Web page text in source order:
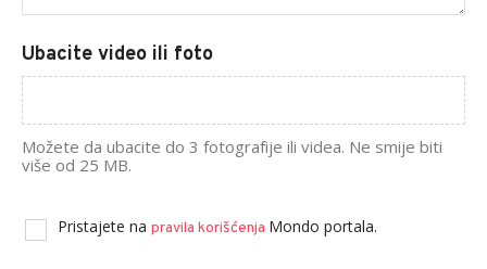
Ubacite video ili foto
Možete da ubacite do 3 fotografije ili videa. Ne smije biti
više od 25 MB.
Pristajete na pravila korišćenja Mondo portala.